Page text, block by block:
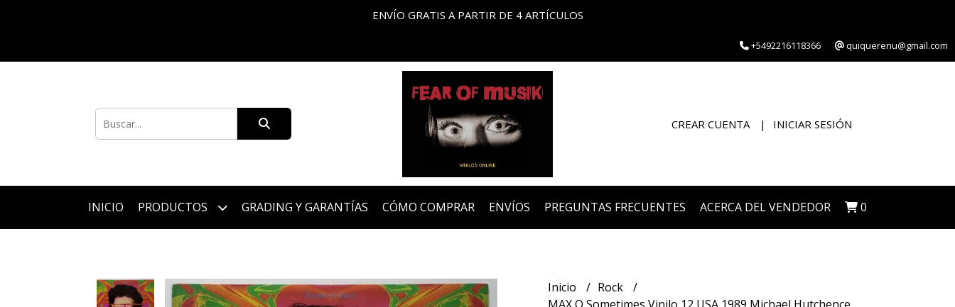
ENVÍO GRATIS A PARTIR DE 4 ARTÍCULOS
+5492216118366 quiquerenu@gmail.com
CREAR CUENTA INICIAR SESIÓN
INICIO PRODUCTOS GRADING Y GARANTÍAS CÓMO COMPRAR ENVÍOS PREGUNTAS FRECUENTES ACERCA DEL VENDEDOR 0
Inicio
Rock